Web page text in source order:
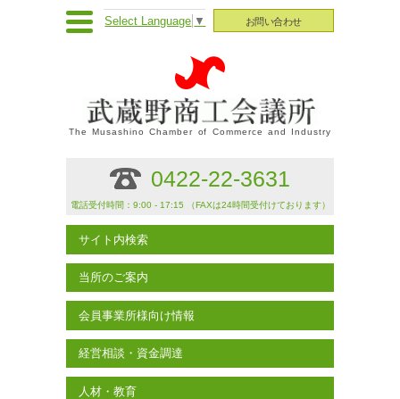
お問い合わせ
Select Language ▼
The Musashino Chamber of Commerce and Industry
0422-22-3631
電話受付時間：9:00 - 17:15 （FAXは24時間受付けております）
サイト内検索
当所のご案内
会員事業所様向け情報
経営相談・資金調達
人材・教育